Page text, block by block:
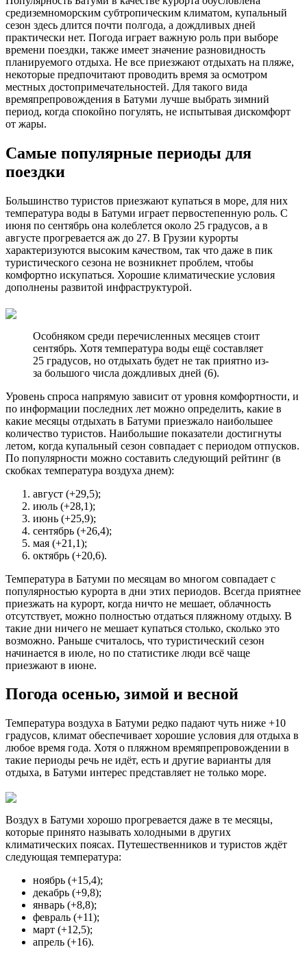
средиземноморским субтропическим климатом, купальный
сезон здесь длится почти полгода, а дождливых дней
практически нет. Погода играет важную роль при выборе
времени поездки, также имеет значение разновидность
планируемого отдыха. Не все приезжают отдыхать на пляже,
некоторые предпочитают проводить время за осмотром
местных достопримечательностей. Для такого вида
времяпрепровождения в Батуми лучше выбрать зимний
период, когда спокойно погулять, не испытывая дискомфорт
от жары.
Самые популярные периоды для
поездки
Большинство туристов приезжают купаться в море, для них
температура воды в Батуми играет первостепенную роль. С
июня по сентябрь она колеблется около 25 градусов, а в
августе прогревается аж до 27. В Грузии курорты
характеризуются высоким качеством, так что даже в пик
туристического сезона не возникнет проблем, чтобы
комфортно искупаться. Хорошие климатические условия
дополнены развитой инфраструктурой.
Особняком среди перечисленных месяцев стоит
сентябрь. Хотя температура воды ещё составляет
25 градусов, но отдыхать будет не так приятно из-
за большого числа дождливых дней (6).
Уровень спроса напрямую зависит от уровня комфортности, и
по информации последних лет можно определить, какие в
какие месяцы отдыхать в Батуми приезжало наибольшее
количество туристов. Наибольшие показатели достигнуты
летом, когда купальный сезон совпадает с периодом отпусков.
По популярности можно составить следующий рейтинг (в
скобках температура воздуха днем):
август (+29,5);
июль (+28,1);
июнь (+25,9);
сентябрь (+26,4);
мая (+21,1);
октябрь (+20,6).
Температура в Батуми по месяцам во многом совпадает с
популярностью курорта в дни этих периодов. Всегда приятнее
приезжать на курорт, когда ничто не мешает, облачность
отсутствует, можно полностью отдаться пляжному отдыху. В
такие дни ничего не мешает купаться столько, сколько это
возможно. Раньше считалось, что туристический сезон
начинается в июле, но по статистике люди всё чаще
приезжают в июне.
Погода осенью, зимой и весной
Температура воздуха в Батуми редко падают чуть ниже +10
градусов, климат обеспечивает хорошие условия для отдыха в
любое время года. Хотя о пляжном времяпрепровождении в
такие периоды речь не идёт, есть и другие варианты для
отдыха, в Батуми интерес представляет не только море.
Воздух в Батуми хорошо прогревается даже в те месяцы,
которые принято называть холодными в других
климатических поясах. Путешественников и туристов ждёт
следующая температура:
ноябрь (+15,4);
декабрь (+9,8);
январь (+8,8);
февраль (+11);
март (+12,5);
апрель (+16).